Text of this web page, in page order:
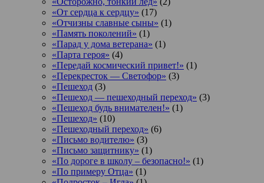
«От сердца к сердцу» (17)
«Отчизны славные сыны» (1)
«Память поколений» (1)
«Парад у дома ветерана» (1)
«Парта героя» (4)
«Передай космический привет!» (1)
«Перекресток — Светофор» (3)
«Пешеход (3)
«Пешеход — пешеходный переход» (3)
«Пешеход будь внимателен!» (1)
«Пешеход» (10)
«Пешеходный переход» (6)
«Письмо водителю» (3)
«Письмо защитнику» (1)
«По дороге в школу – безопасно!» (1)
«По примеру Отца» (1)